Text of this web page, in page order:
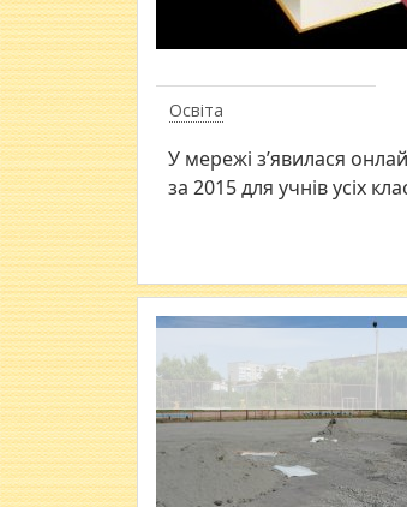
Освіта
У мережі з’явилася
за 2015 для учнів усіх